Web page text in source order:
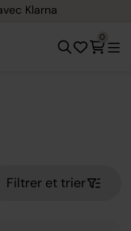
Klarna
0
Filtrer et trier